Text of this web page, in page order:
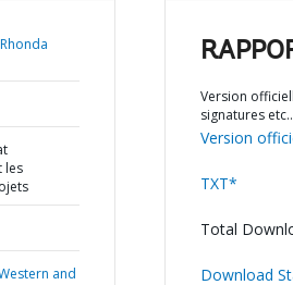
les
and
Version
signatures
Version
TXT*
Total
Download